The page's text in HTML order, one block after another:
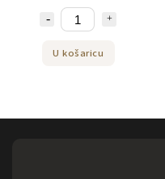
U košaricu